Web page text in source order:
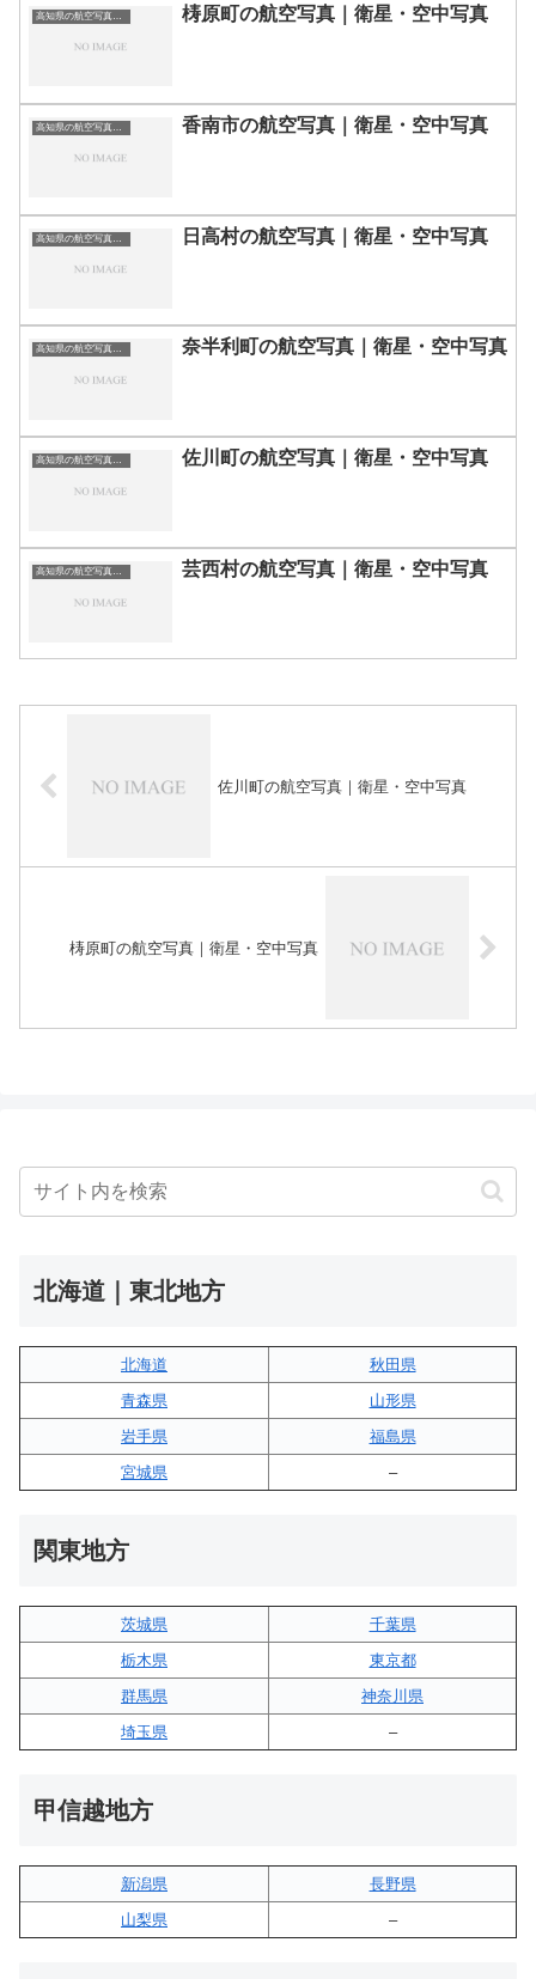
梼原町の航空写真｜衛星・空中写真
香南市の航空写真｜衛星・空中写真
日高村の航空写真｜衛星・空中写真
高知県の航空写真・空中写真 奈半利町の航空写真｜衛星・空中写真
高知県の航空写真・空中写真 佐川町の航空写真｜衛星・空中写真
高知県の航空写真・空中写真 芸西村の航空写真｜衛星・空中写真
佐川町の航空写真｜衛星・空中写真
梼原町の航空写真｜衛星・空中写真
北海道｜東北地方
北海道
秋田県
青森県
山形県
岩手県
福島県
宮城県
–
関東地方
茨城県
千葉県
栃木県
東京都
群馬県
神奈川県
埼玉県
–
甲信越地方
新潟県
長野県
山梨県
–